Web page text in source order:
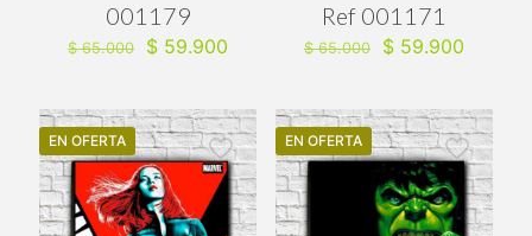
001179
$65.000
El
era:
$ 65.000.
$ 59.900
es:
$ 59.900.
Ref 001171
$65.000
El
era:
$ 65.000.
$59.900El
es:
$
EN OFERTA EN OFERTA